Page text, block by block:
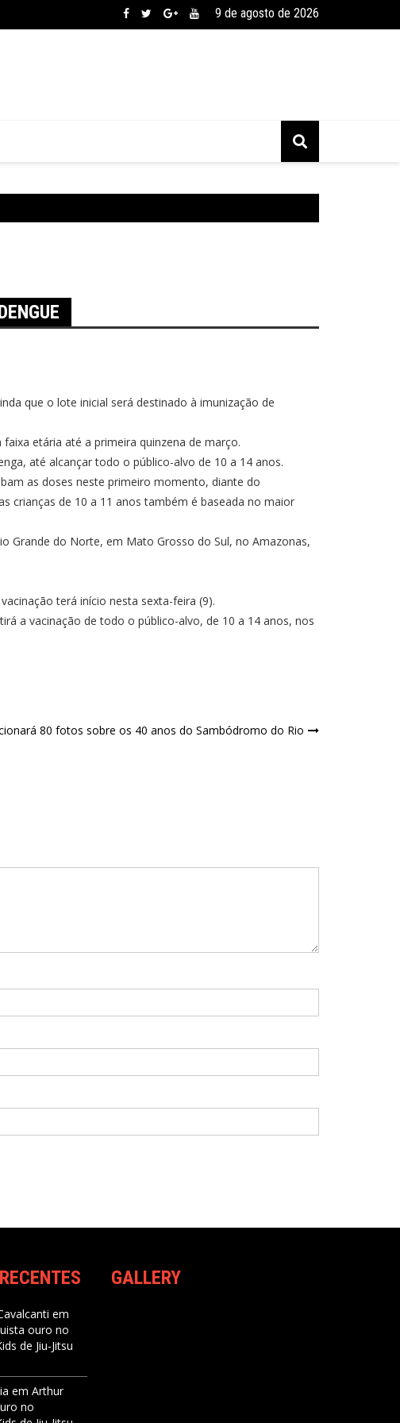
9 de agosto de 2026
que o lote inicial será destinado à imunização de
etária até a primeira quinzena de março.
até alcançar todo o público-alvo de 10 a 14 anos.
as doses neste primeiro momento, diante do
crianças de 10 a 11 anos também é baseada no maior
Grande do Norte, em Mato Grosso do Sul, no Amazonas,
terá início nesta sexta-feira (9).
a vacinação de todo o público-alvo, de 10 a 14 anos, nos
80 fotos sobre os 40 anos do Sambódromo do Rio
em
ouro no
de Jiu-Jitsu
em Arthur
no
GALLERY